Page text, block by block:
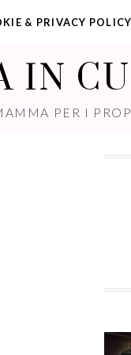
& PRIVACY
PER I